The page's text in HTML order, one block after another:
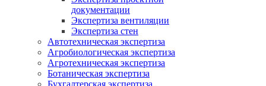
документации
Экспертиза вентиляции
Экспертиза стен
Автотехническая экспертиза
Агробиологическая экспертиза
Агротехническая экспертиза
Ботаническая экспертиза
Бухгалтерская экспертиза